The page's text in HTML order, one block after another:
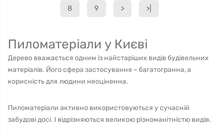
8 9 > >|
Пиломатеріали у Києві
Дерево вважається одним із найстаріших видів будівельних
матеріалів. Його сфера застосування – багатогранна, а
корисність для людини неоціненна.
Пиломатеріали активно використовуються у сучасній
забудові досі. І відрізняються великою різноманітністю видів.